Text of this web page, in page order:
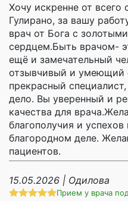
Хочу искренне от всего
Гулирано, за вашу
врач от Бога с
сердцем.Быть врачом-
ещё и замечательный
отзывчивый и умеющий
прекрасный
дело. Вы уверенный и
качества для
благополучия и
благородном деле.
пациентов.
15.05.2026 | Одилова
Прием у врача